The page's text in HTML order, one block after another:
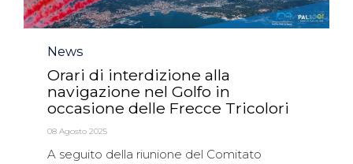
Category
News
Orari di interdizione alla
navigazione nel Golfo in
occasione delle Frecce Tricolori
08 Agosto 2025
A seguito della riunione del Comitato